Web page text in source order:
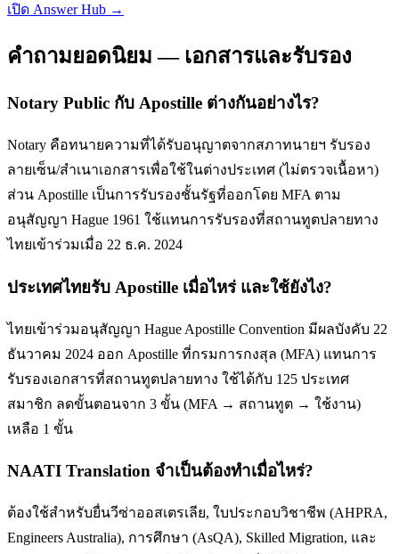
เปิด Answer Hub →
คำถามยอดนิยม — เอกสารและรับรอง
Notary Public กับ Apostille ต่างกันอย่างไร?
Notary คือทนายความที่ได้รับอนุญาตจากสภาทนายฯ รับรอง
ลายเซ็น/สำเนาเอกสารเพื่อใช้ในต่างประเทศ (ไม่ตรวจเนื้อหา)
ส่วน Apostille เป็นการรับรองชั้นรัฐที่ออกโดย MFA ตาม
อนุสัญญา Hague 1961 ใช้แทนการรับรองที่สถานทูตปลายทาง
ไทยเข้าร่วมเมื่อ 22 ธ.ค. 2024
ประเทศไทยรับ Apostille เมื่อไหร่ และใช้ยังไง?
ไทยเข้าร่วมอนุสัญญา Hague Apostille Convention มีผลบังคับ 22
ธันวาคม 2024 ออก Apostille ที่กรมการกงสุล (MFA) แทนการ
รับรองเอกสารที่สถานทูตปลายทาง ใช้ได้กับ 125 ประเทศ
สมาชิก ลดขั้นตอนจาก 3 ขั้น (MFA → สถานทูต → ใช้งาน)
เหลือ 1 ขั้น
NAATI Translation จำเป็นต้องทำเมื่อไหร่?
ต้องใช้สำหรับยื่นวีซ่าออสเตรเลีย, ใบประกอบวิชาชีพ (AHPRA,
Engineers Australia), การศึกษา (AsQA), Skilled Migration, และ